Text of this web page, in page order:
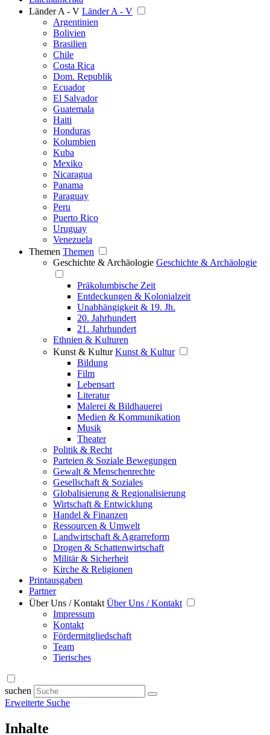
Länder A - V Länder A - V
Argentinien
Bolivien
Brasilien
Chile
Costa Rica
Dom. Republik
Ecuador
El Salvador
Guatemala
Haiti
Honduras
Kolumbien
Kuba
Mexiko
Nicaragua
Panama
Paraguay
Peru
Puerto Rico
Uruguay
Venezuela
Themen Themen
Geschichte & Archäologie Geschichte & Archäologie
Präkolumbische Zeit
Entdeckungen & Kolonialzeit
Unabhängigkeit & 19. Jh.
20. Jahrhundert
21. Jahrhundert
Ethnien & Kulturen
Kunst & Kultur Kunst & Kultur
Bildung
Film
Lebensart
Literatur
Malerei & Bildhauerei
Medien & Kommunikation
Musik
Theater
Politik & Recht
Parteien & Soziale Bewegungen
Gewalt & Menschenrechte
Gesellschaft & Soziales
Globalisierung & Regionalisierung
Wirtschaft & Entwicklung
Handel & Finanzen
Ressourcen & Umwelt
Landwirtschaft & Agrarreform
Drogen & Schattenwirtschaft
Militär & Sicherheit
Kirche & Religionen
Printausgaben
Partner
Über Uns / Kontakt Über Uns / Kontakt
Impressum
Kontakt
Fördermitgliedschaft
Team
Tierisches
suchen
Erweiterte Suche
Inhalte